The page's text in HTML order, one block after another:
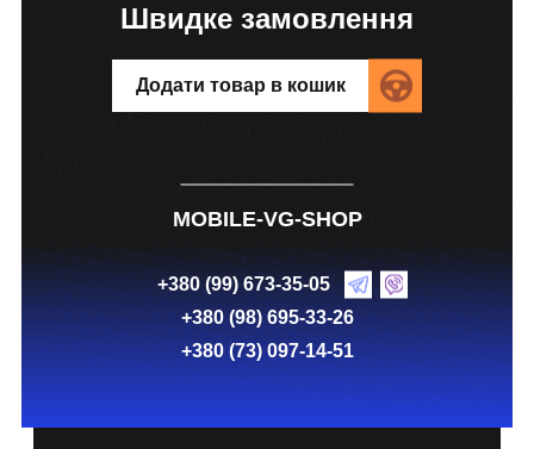
Швидке замовлення
Додати товар в кошик
MOBILE-VG-SHOP
+380 (99) 673-35-05
+380 (98) 695-33-26
+380 (73) 097-14-51